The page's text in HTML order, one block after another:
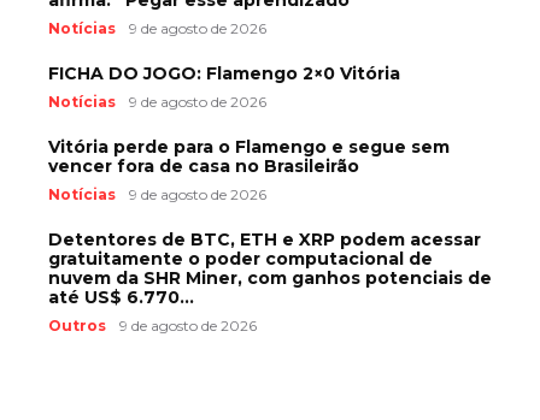
Notícias 9 de agosto de 2026
FICHA DO JOGO: Flamengo 2×0 Vitória
Notícias 9 de agosto de 2026
Vitória perde para o Flamengo e segue sem
vencer fora de casa no Brasileirão
Notícias 9 de agosto de 2026
Detentores de BTC, ETH e XRP podem acessar
gratuitamente o poder computacional de
nuvem da SHR Miner, com ganhos potenciais de
até US$ 6.770...
Outros 9 de agosto de 2026